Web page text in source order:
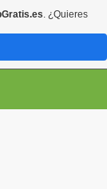
. ¿Quieres